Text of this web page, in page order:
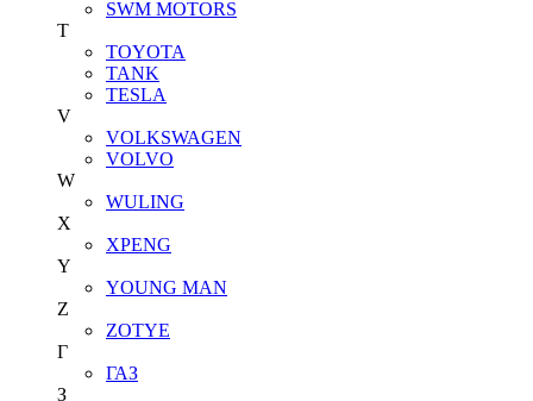
SWM MOTORS
T
TOYOTA
TANK
TESLA
V
VOLKSWAGEN
VOLVO
W
WULING
X
XPENG
Y
YOUNG MAN
Z
ZOTYE
Г
ГАЗ
З